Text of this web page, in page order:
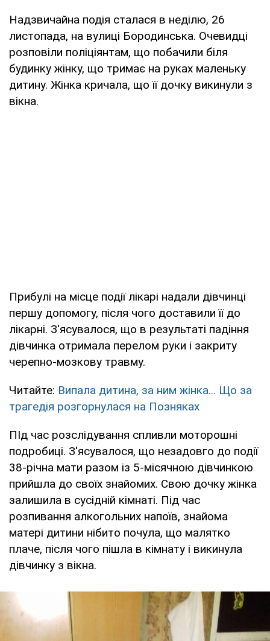
Надзвичайна подія сталася в неділю, 26
листопада, на вулиці Бородинська. Очевидці
розповіли поліціянтам, що побачили біля
будинку жінку, що тримає на руках маленьку
дитину. Жінка кричала, що її дочку викинули з
вікна.
Прибулі на місце події лікарі надали дівчинці
першу допомогу, після чого доставили її до
лікарні. З'ясувалося, що в результаті падіння
дівчинка отримала перелом руки і закриту
черепно-мозкову травму.
Читайте: Випала дитина, за ним жінка... Що за
трагедія розгорнулася на Позняках
ПІд час розслідування спливли моторошні
подробиці. З'ясувалося, що незадовго до події
38-річна мати разом із 5-місячною дівчинкою
прийшла до своїх знайомих. Свою дочку жінка
залишила в сусідній кімнаті. Під час
розпивання алкогольних напоїв, знайома
матері дитини нібито почула, що малятко
плаче, після чого пішла в кімнату і викинула
дівчинку з вікна.